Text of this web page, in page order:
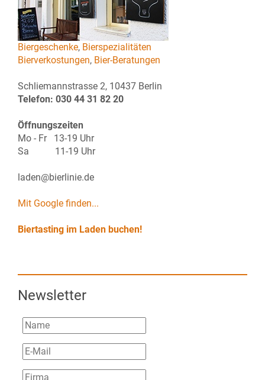
Biergeschenke, Bierspezialitäten
Bierverkostungen, Bier-Beratungen
Schliemannstrasse 2, 10437 Berlin
Telefon: 030 44 31 82 20
Öffnungszeiten
Mo - Fr 13-19 Uhr
Sa 11-19 Uhr
laden@bierlinie.de
Mit Google finden...
Biertasting im Laden buchen!
Newsletter